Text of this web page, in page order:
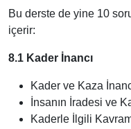
Bu derste de yine 10
içerir:
8.1 Kader İnancı
Kader ve Kaza
İnsanın İradesi ve
Kaderle İlgili